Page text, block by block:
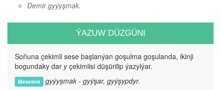
Demir gyýyşmak.
ÝAZUW DÜZGÜNI
Soňuna çekimli sese başlanýan goşulma goşulanda, ikinji
bogundaky dar yçekimlisi düşürilip ýazylýar.
Meselem gyýyşmak - gyýşar, gyýşypdyr.